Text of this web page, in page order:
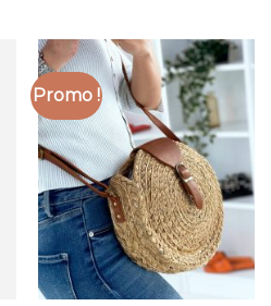
Promo !